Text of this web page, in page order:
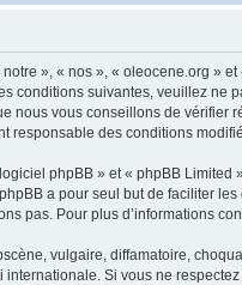
», « nos », « oleocene.org »
conditions suivantes, veuillez
nous vous conseillons de
responsable des conditions
phpBB » et « phpBB
a pour seul but de faciliter
pas. Pour plus d’informations
vulgaire, diffamatoire,
Si vous ne